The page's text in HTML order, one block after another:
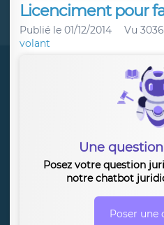
Licenciment pour
Publié le 01/12/2014 Vu
volant
Une
Posez votre question
notre chatbot
Poser une